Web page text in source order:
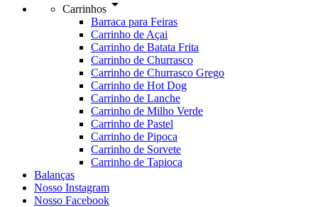
Carrinhos arrow_drop_down
Barraca para Feiras
Carrinho de Açai
Carrinho de Batata Frita
Carrinho de Churrasco
Carrinho de Churrasco Grego
Carrinho de Hot Dog
Carrinho de Lanche
Carrinho de Milho Verde
Carrinho de Pastel
Carrinho de Pipoca
Carrinho de Sorvete
Carrinho de Tapioca
Balanças
Nosso Instagram
Nosso Facebook